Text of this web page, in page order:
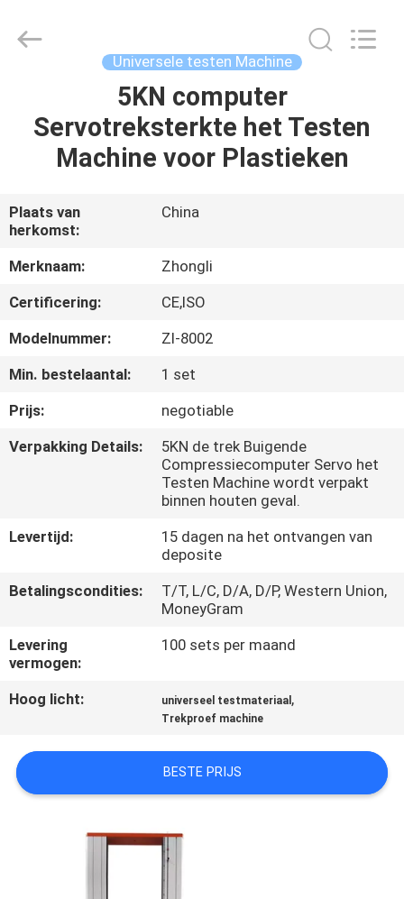
PRODUCTEN
VIDEOS
ONGEVEER
ONS
KWALITEITSCONTROLE
CONTACTEER
OM EEN
CITAAT
SHOW
SITEMAP
Technology
Universele testen Machine
5KN computer
Servotreksterkte het Testen
Machine voor Plastieken
Plaats van
herkomst:
China
Merknaam:
Zhongli
Certificering:
CE,ISO
Modelnummer:
Zl-8002
Min. bestelaantal:
1 set
Prijs:
negotiable
Verpakking Details:
5KN de trek Buigende
Compressiecomputer Servo het
Testen Machine wordt verpakt
binnen houten geval.
Levertijd:
15 dagen na het ontvangen van
deposite
Betalingscondities:
T/T, L/C, D/A, D/P, Western Union,
MoneyGram
Levering
vermogen:
100 sets per maand
Hoog licht: universeel testmateriaal ,
Trekproef machine
BESTE PRIJS